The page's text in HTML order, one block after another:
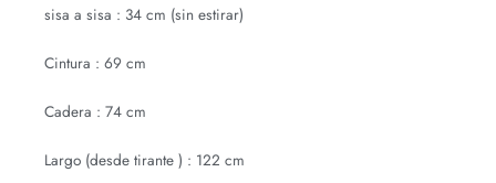
sisa a sisa : 34 cm (sin estirar)
Cintura : 69 cm
Cadera : 74 cm
Largo (desde tirante ) : 122 cm